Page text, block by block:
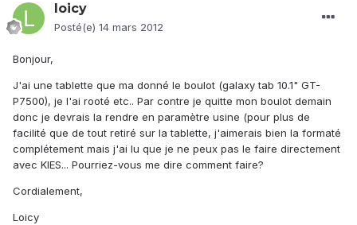
loicy
Posté(e) 14 mars 2012
Bonjour,
J'ai une tablette que ma donné le boulot (galaxy tab 10.1" GT-
P7500), je l'ai rooté etc.. Par contre je quitte mon boulot demain
donc je devrais la rendre en paramètre usine (pour plus de
facilité que de tout retiré sur la tablette, j'aimerais bien la formaté
complétement mais j'ai lu que je ne peux pas le faire directement
avec KIES... Pourriez-vous me dire comment faire?
Cordialement,
Loicy